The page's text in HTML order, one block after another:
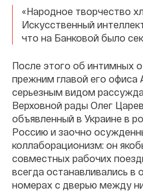
«Народное творчество
Искусственный
что на Банковой было
После этого об интимных
прежним главой его
серьезным видом
Верховной рады Олег
объявленный в Украине в
Россию и заочно
коллаборационизм: он
совместных рабочих
всегда останавливались в
номерах с дверью между